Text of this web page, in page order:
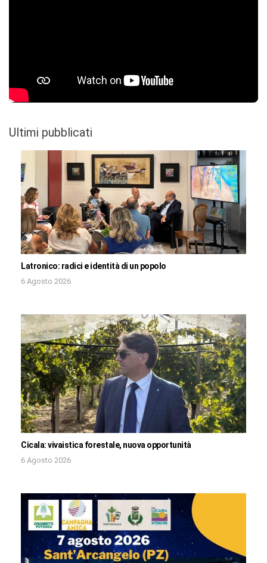
Ultimi pubblicati
Latronico: radici e identità di un popolo
6 Agosto 2026
Cicala: vivaistica forestale, nuova opportunità
6 Agosto 2026